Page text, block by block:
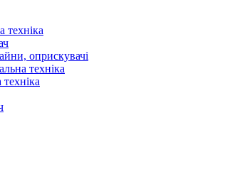
техніка
оприскувачі
техніка